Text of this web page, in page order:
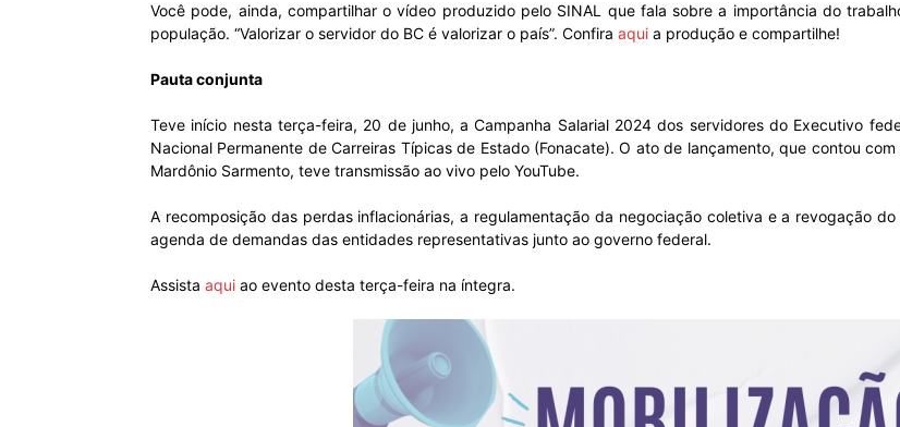
Você pode, ainda, compartilhar o vídeo produzido pelo SINAL que fala sobre a importância do
população. “Valorizar o servidor do BC é valorizar o país”. Confira aqui a produção e compartilhe!
Pauta conjunta
Teve início nesta terça-feira, 20 de junho, a Campanha Salarial 2024 dos servidores do Executivo
Nacional Permanente de Carreiras Típicas de Estado (Fonacate). O ato de lançamento, que contou
Mardônio Sarmento, teve transmissão ao vivo pelo YouTube.
A recomposição das perdas inflacionárias, a regulamentação da negociação coletiva e a revogação
agenda de demandas das entidades representativas junto ao governo federal.
Assista aqui ao evento desta terça-feira na íntegra.